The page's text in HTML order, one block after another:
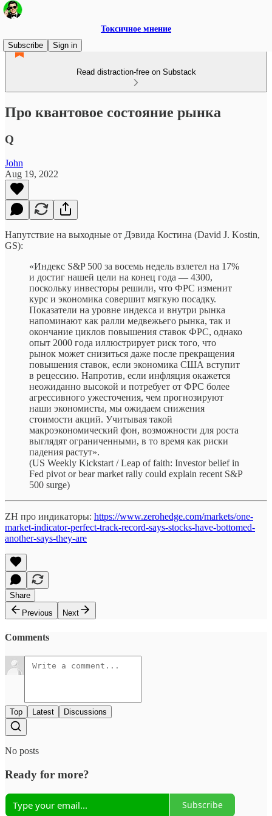
Токсичное мнение
Subscribe
Sign in
Read distraction-free on Substack
Про квантовое состояние рынка
Q
John
Aug 19, 2022
Напутствие на выходные от Дэвида Костина (David J. Kostin,
GS):
«Индекс S&P 500 за восемь недель взлетел на 17%
и достиг нашей цели на конец года — 4300,
поскольку инвесторы решили, что ФРС изменит
курс и экономика совершит мягкую посадку.
Показатели на уровне индекса и внутри рынка
напоминают как ралли медвежьего рынка, так и
окончание циклов повышения ставок ФРС, однако
опыт 2000 года иллюстрирует риск того, что
рынок может снизиться даже после прекращения
повышения ставок, если экономика США вступит
в рецессию. Напротив, если инфляция окажется
неожиданно высокой и потребует от ФРС более
агрессивного ужесточения, чем прогнозируют
наши экономисты, мы ожидаем снижения
стоимости акций. Учитывая такой
макроэкономический фон, возможности для роста
выглядят ограниченными, в то время как риски
падения растут».
(US Weekly Kickstart / Leap of faith: Investor belief in
Fed pivot or bear market rally could explain recent S&P
500 surge)
ZH про индикаторы: https://www.zerohedge.com/markets/one-
market-indicator-perfect-track-record-says-stocks-have-bottomed-
another-says-they-are
Share
Previous
Next
Comments
Top Latest Discussions
No posts
Ready for more?
Subscribe